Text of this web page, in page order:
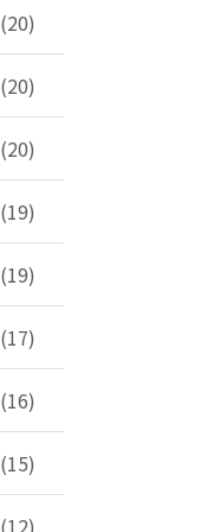
(20)
(20)
(20)
(19)
(19)
(17)
(16)
(15)
(12)